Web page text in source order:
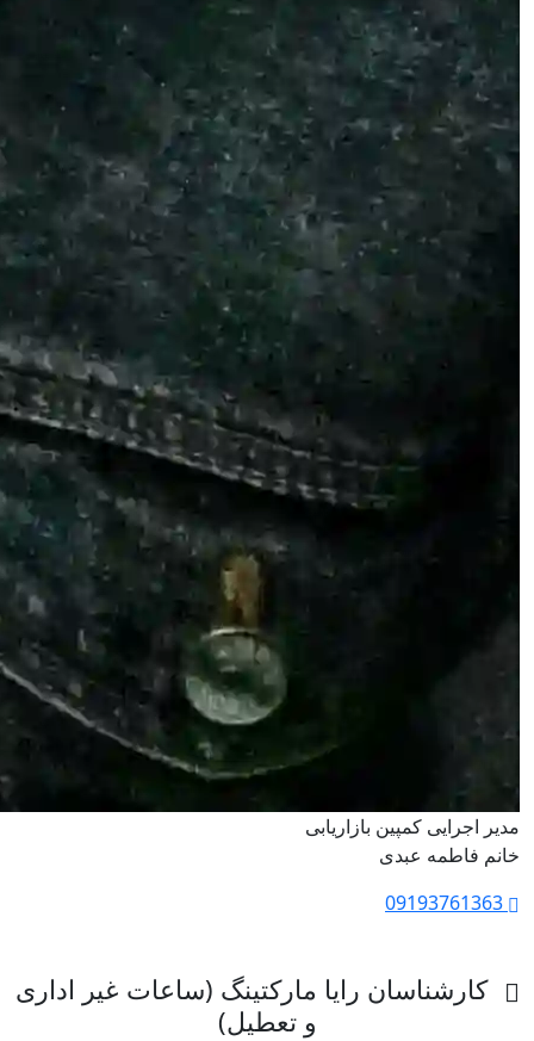
مدیر اجرایی کمپین بازاریابی
خانم فاطمه عبدی
کارشناسان رایا مارکتینگ (ساعات غیر اداری
و تعطیل)